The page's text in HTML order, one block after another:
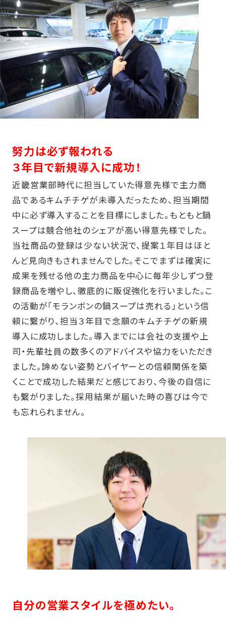
努力は必ず報われる
３年目で新規導入に成功！
近畿営業部時代に担当していた得意先様で主力商
品であるキムチチゲが未導入だったため、担当期間
中に必ず導入することを目標にしました。もともと鍋
スープは競合他社のシェアが高い得意先様でした。
当社商品の登録は少ない状況で、提案１年目はほと
んど見向きもされませんでした。そこでまずは確実に
成果を残せる他の主力商品を中心に毎年少しずつ登
録商品を増やし、徹底的に販促強化を行いました。こ
の活動が「モランボンの鍋スープは売れる」という信
頼に繋がり、担当３年目で念願のキムチチゲの新規
導入に成功しました。導入までには会社の支援や上
司・先輩社員の数多くのアドバイスや協力をいただき
ました。諦めない姿勢とバイヤーとの信頼関係を築
くことで成功した結果だと感じており、今後の自信に
も繋がりました。採用結果が届いた時の喜びは今で
も忘れられません。
自分の営業スタイルを極めたい。